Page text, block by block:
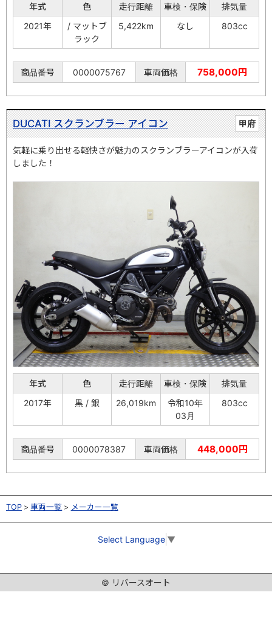
年式 色 走行距離 車検・保険
排気量
2021年
/ マットブ
ラック
5,422km なし 803cc
商品番号 0000075767 車両価格 758,000円
甲府
DUCATI スクランブラー アイコン
気軽に乗り出せる軽快さが魅力のスクランブラーアイコンが入荷
しました！
年式 色 走行距離 車検・保険
排気量
2017年
黒 / 銀 26,019km
令和10年
03月
803cc
商品番号 0000078387 車両価格 448,000円
TOP 車両一覧 メーカー一覧
Select Language ▼
© リバースオート